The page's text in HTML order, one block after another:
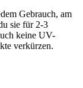
Gebrauch, am
sie für 2-3
keine UV-
verkürzen.